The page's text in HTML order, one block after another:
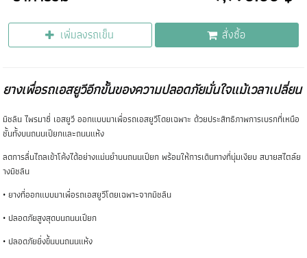
เพิ่มลงรถเข็น สั่งซื้อ
ยางเพื่อรถเอสยูวีอีกขั้นของความปลอดภัยมั่นใจแม้เวลาเปลี่ยน
มิชลิน ไพรมาซี่ เอสยูวี ออกแบบมาเพื่อรถเอสยูวีโดยเฉพาะ ด้วยประสิทธิภาพการเบรกที่เหนือ
ชั้นทั้งบนถนนเปียกและถนนแห้ง
ลดการลื่นไถลเข้าโค้งได้อย่างแม่นยำบนถนนเปียก พร้อมให้การเดินทางที่นุ่มเงียบ สบายสไตล์ย
างมิชลิน
• ยางที่ออกแบบมาเพื่อรถเอสยูวีโดยเฉพาะจากมิชลิน
• ปลอดภัยสูงสุดบนถนนเปียก
• ปลอดภัยยิ่งขึ้นบนถนนแห้ง